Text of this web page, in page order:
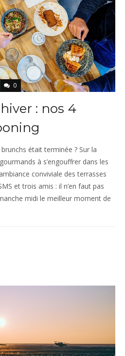
0
: nos 4
était terminée ? Sur la
à s’engouffrer dans les
conviviale des terrasses
et trois amis : il n’en faut pas
midi le meilleur moment de